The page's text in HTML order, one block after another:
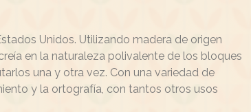
Unidos. Utilizando madera de origen
en la naturaleza polivalente de los bloques
una y otra vez. Con una variedad de
y la ortografía, con tantos otros usos